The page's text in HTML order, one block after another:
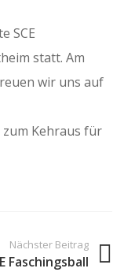
SCE
statt. Am
wir uns auf
Kehraus für
Nächster Beitrag
Faschingsball